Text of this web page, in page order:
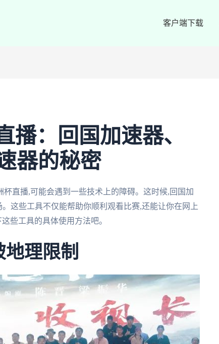
客户端下载
播：回国加速器、
器的秘密
直播,可能会遇到一些技术上的障碍。这时候,回国加
这些工具不仅能帮助你顺利观看比赛,还能让你在网上
些工具的具体使用方法吧。
地理限制